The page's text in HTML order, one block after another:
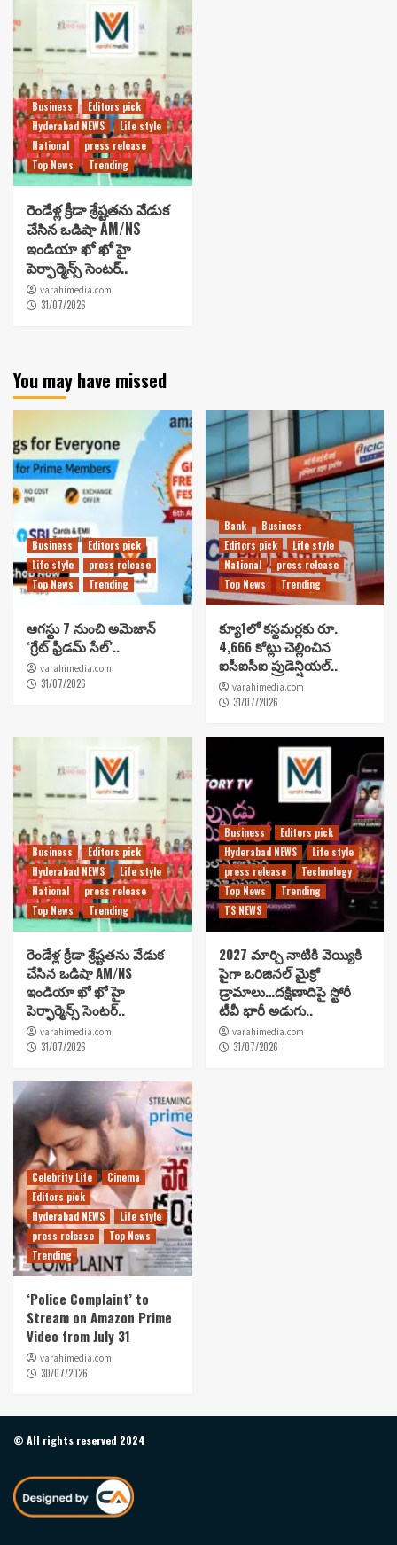
Business
Editors pick
Hyderabad NEWS
Life style
National
press release
Top News
Trending
రెండేళ్ల క్రీడా శ్రేష్టతను వేడుక
చేసిన ఒడిషా AM/NS
ఇండియా ఖో ఖో హై
పెర్ఫార్మెన్స్ సెంటర్..
varahimedia.com
31/07/2026
You may have missed
Business
Editors pick
Life style
press release
Top News
Trending
ఆగస్టు 7 నుంచి అమెజాన్
‘గ్రేట్ ఫ్రీడమ్ సేల్’..
varahimedia.com
31/07/2026
Bank
Business
Editors pick
Life style
National
press release
Top News
Trending
క్యూ1లో కస్టమర్లకు రూ.
4,666 కోట్లు చెల్లించిన
ఐసీఐసీఐ ప్రుడెన్షియల్..
varahimedia.com
31/07/2026
Business
Editors pick
Hyderabad NEWS
Life style
National
press release
Top News
Trending
రెండేళ్ల క్రీడా శ్రేష్టతను వేడుక
చేసిన ఒడిషా AM/NS
ఇండియా ఖో ఖో హై
పెర్ఫార్మెన్స్ సెంటర్..
varahimedia.com
31/07/2026
Business
Editors pick
Hyderabad NEWS
Life style
press release
Technology
Top News
Trending
TS NEWS
2027 మార్చి నాటికి వెయ్యికి
పైగా ఒరిజినల్ మైక్రో
డ్రామాలు…దక్షిణాదిపై స్టోరీ
టీవీ భారీ అడుగు..
varahimedia.com
31/07/2026
Celebrity Life
Cinema
Editors pick
Hyderabad NEWS
Life style
press release
Top News
Trending
‘Police Complaint’ to
Stream on Amazon Prime
Video from July 31
varahimedia.com
30/07/2026
© All rights reserved 2024